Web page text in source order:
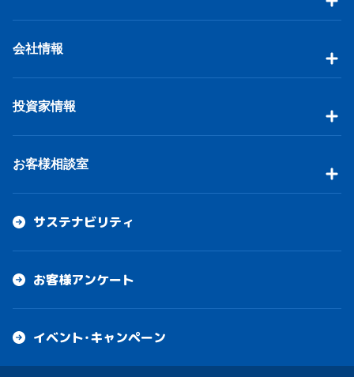
会社情報
投資家情報
お客様相談室
サステナビリティ
お客様アンケート
イベント・キャンペーン